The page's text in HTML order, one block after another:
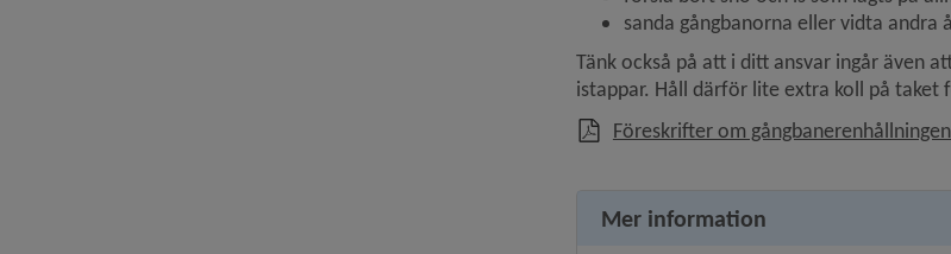
sanda gångbanorna eller vidta
Tänk också på att i ditt ansvar ingår även
istappar. Håll därför lite extra koll på taket
Föreskrifter om
Mer information